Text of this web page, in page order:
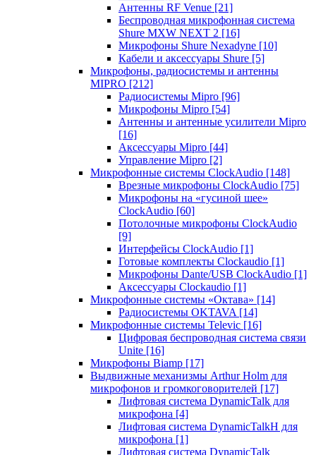
Антенны RF Venue [21]
Беспроводная микрофонная система
Shure MXW NEXT 2 [16]
Микрофоны Shure Nexadyne [10]
Кабели и аксессуары Shure [5]
Микрофоны, радиосистемы и антенны
MIPRO [212]
Радиосистемы Mipro [96]
Микрофоны Mipro [54]
Антенны и антенные усилители Mipro
[16]
Аксессуары Mipro [44]
Управление Mipro [2]
Микрофонные системы ClockAudio [148]
Врезные микрофоны ClockAudio [75]
Микрофоны на «гусиной шее»
ClockAudio [60]
Потолочные микрофоны ClockAudio
[9]
Интерфейсы ClockAudio [1]
Готовые комплекты Clockaudio [1]
Микрофоны Dante/USB ClockAudio [1]
Аксессуары Clockaudio [1]
Микрофонные системы «Октава» [14]
Радиосистемы OKTAVA [14]
Микрофонные системы Televic [16]
Цифровая беспроводная система связи
Unite [16]
Микрофоны Biamp [17]
Выдвижные механизмы Arthur Holm для
микрофонов и громкоговорителей [17]
Лифтовая система DynamicTalk для
микрофона [4]
Лифтовая система DynamicTalkH для
микрофона [1]
Лифтовая система DynamicTalk